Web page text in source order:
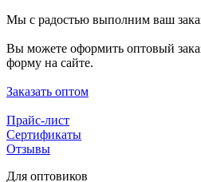
Мы с радостью выполним ваш
Вы можете оформить оптовый
форму на сайте.
Заказать оптом
Прайс-лист
Сертификаты
Отзывы
Для оптовиков